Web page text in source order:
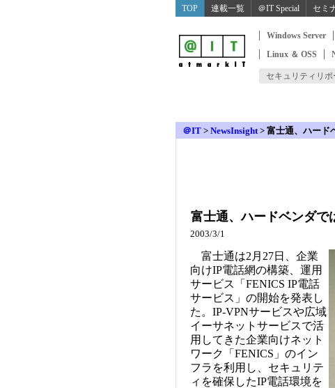
TOP 連載一覧 ＠IT Special セミ
Windows Server
Linux ＆ OSS
セキュリティリ
＠IT > NewsInsight> 富士通、ハード
富士通、ハードベンダで
2003/3/1
富士通は2月27日、企業
向けIP電話網の構築、運用
サービス「FENICS IP電話
サービス」の開始を発表し
た。IP-VPNサービスや広域
イーサネットサービスで活
用してきた企業向けネット
ワーク「FENICS」のイン
フラを利用し、セキュリテ
ィを確保したIP電話環境を